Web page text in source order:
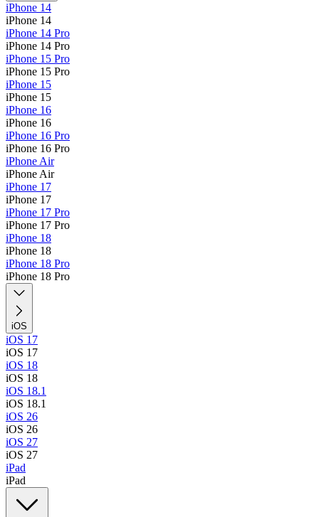
iPhone 14
iPhone 14
iPhone 14 Pro
iPhone 14 Pro
iPhone 15 Pro
iPhone 15 Pro
iPhone 15
iPhone 15
iPhone 16
iPhone 16
iPhone 16 Pro
iPhone 16 Pro
iPhone Air
iPhone Air
iPhone 17
iPhone 17
iPhone 17 Pro
iPhone 17 Pro
iPhone 18
iPhone 18
iPhone 18 Pro
iPhone 18 Pro
iOS
iOS 17
iOS 17
iOS 18
iOS 18
iOS 18.1
iOS 18.1
iOS 26
iOS 26
iOS 27
iOS 27
iPad
iPad